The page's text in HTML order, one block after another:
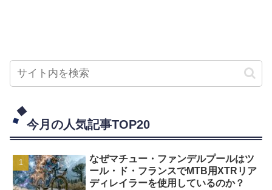
今月の人気記事TOP20
なぜマチュー・ファンデルプールはツ
ール・ド・フランスでMTB用XTRリア
ディレイラーを使用しているのか？